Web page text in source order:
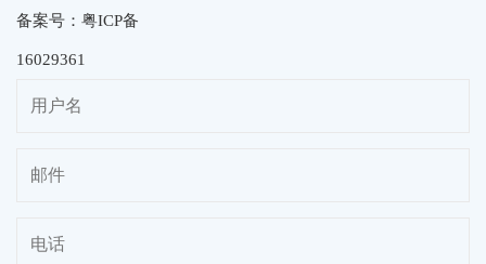
备案号：粤ICP备
16029361